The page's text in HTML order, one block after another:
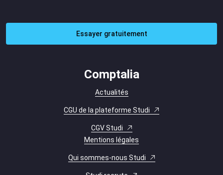
Essayer gratuitement
Comptalia
Actualités
CGU de la plateforme Studi
CGV Studi
Mentions légales
Qui sommes-nous Studi